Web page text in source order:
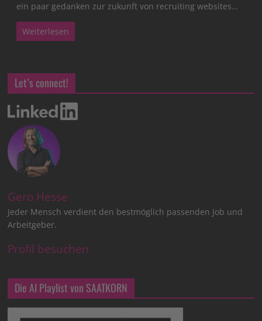
ein paar gedanken zur zukunft von recruiting websites…
Weiterlesen
Let’s connect!
Gero Hesse
Jeder Mensch verdient den bestmöglich passenden Job und
Arbeitgeber.
Profil besuchen
Die AI Playlist von SAATKORN